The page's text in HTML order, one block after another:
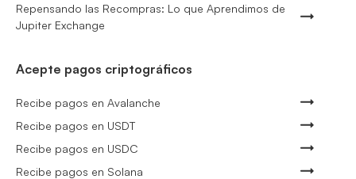
Repensando las Recompras: Lo que Aprendimos de
Jupiter Exchange
Acepte pagos criptográficos
Recibe pagos en Avalanche
Recibe pagos en USDT
Recibe pagos en USDC
Recibe pagos en Solana